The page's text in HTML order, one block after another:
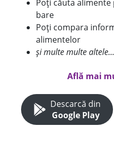
Poți căuta
bare
Poți compara
alimentelor
și multe multe altele...
Află mai
Descarcă din
Google Play